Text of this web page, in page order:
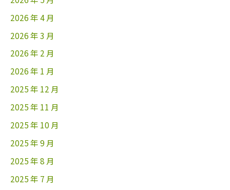
2026 年 4 月
2026 年 3 月
2026 年 2 月
2026 年 1 月
2025 年 12 月
2025 年 11 月
2025 年 10 月
2025 年 9 月
2025 年 8 月
2025 年 7 月